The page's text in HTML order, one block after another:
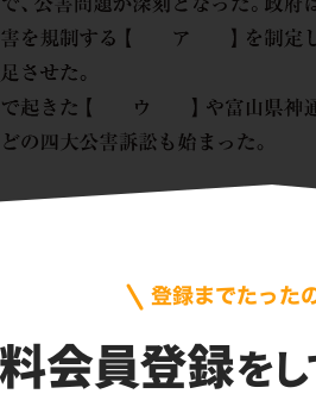
を発足させました。
水俣病
や富山県神通川
などの四大公害訴訟も始まりました。